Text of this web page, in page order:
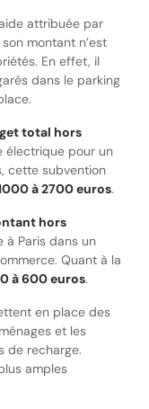
attribuée par
montant n’est
En effet, il
dans le parking
total hors
électrique pour un
cette subvention
à 2700 euros.
hors
à Paris dans un
Quant à la
0 à 600 euros.
en place des
et les
de recharge.
amples